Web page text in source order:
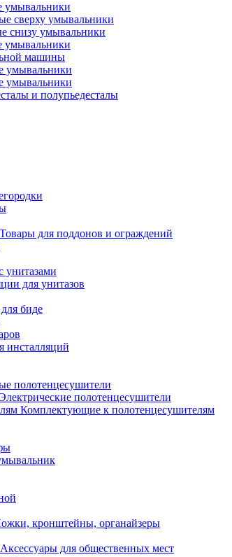
умывальники
сверху умывальники
снизу умывальники
умывальники
машины
умывальники
умывальники
и полупьедесталы
Товары для поддонов и ограждений
унитазами
для унитазов
биде
инсталляций
полотенцесушители
полотенцесушители
Комплектующие к полотенцесушителям
кронштейны, органайзеры
Аксессуары для общественных мест